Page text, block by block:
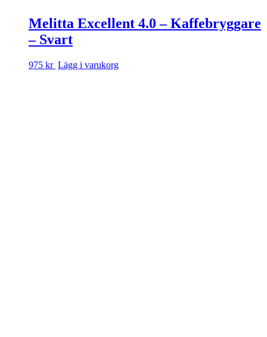
Melitta Excellent 4.0 – Kaffebryggare
– Svart
975 kr Lägg i varukorg